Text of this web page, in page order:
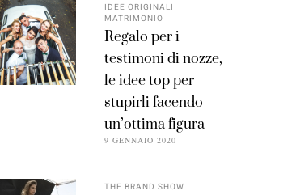
IDEE ORIGINALI
MATRIMONIO
Regalo per i
testimoni di nozze,
le idee top per
stupirli facendo
un’ottima figura
9 GENNAIO 2020
THE BRAND SHOW